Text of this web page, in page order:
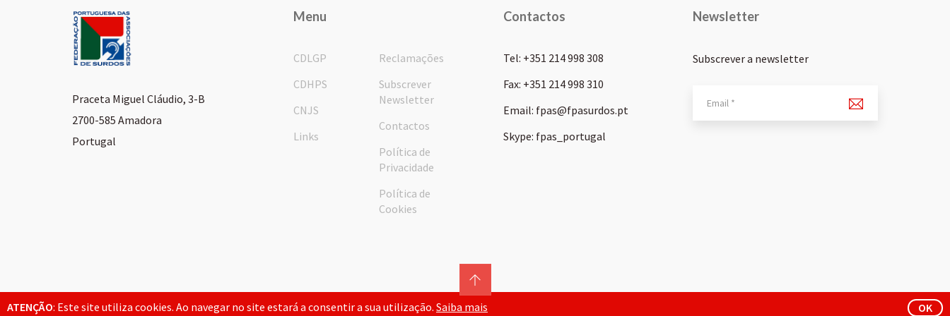
ATENÇÃO: Este site utiliza cookies. Ao navegar no site estará a consentir a sua utilização. Saiba mais OK
Praceta Miguel Cláudio, 3-B
2700-585 Amadora
Portugal
Menu
CDLGP
CDHPS
CNJS
Links
Reclamações
Subscrever
Newsletter
Contactos
Política de
Privacidade
Política de
Cookies
Contactos
Tel: +351 214 998 308
Fax: +351 214 998 310
Email: fpas@fpasurdos.pt
Skype: fpas_portugal
Newsletter
Subscrever a newsletter
© 2026 FPAS. Todos os direitos reservados.